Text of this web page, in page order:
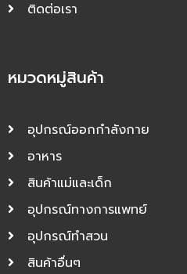
ติดต่อเรา
หมวดหมู่สินค้า
อุปกรณ์ออกกำลังกาย
อาหาร
สินค้าแม่และเด็ก
อุปกรณ์ทางการแพทย์
อุปกรณ์ทำสวน
สินค้าอื่นๆ